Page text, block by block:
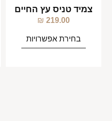
צמיד טניס עץ החיים
219.00
₪
בחירת אפשרויות